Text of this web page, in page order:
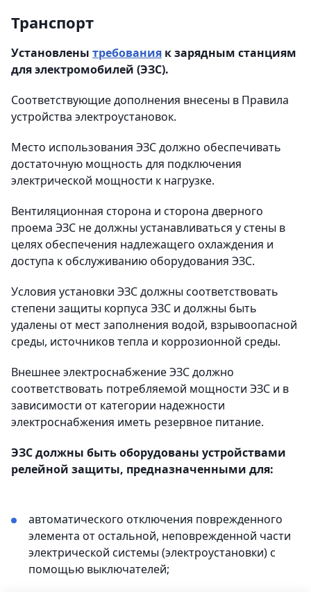
Транспорт
Установлены требования к зарядным станциям
для электромобилей (ЭЗС).
Соответствующие дополнения внесены в Правила
устройства электроустановок.
Место использования ЭЗС должно обеспечивать
достаточную мощность для подключения
электрической мощности к нагрузке.
Вентиляционная сторона и сторона дверного
проема ЭЗС не должны устанавливаться у стены в
целях обеспечения надлежащего охлаждения и
доступа к обслуживанию оборудования ЭЗС.
Условия установки ЭЗС должны соответствовать
степени защиты корпуса ЭЗС и должны быть
удалены от мест заполнения водой, взрывоопасной
среды, источников тепла и коррозионной среды.
Внешнее электроснабжение ЭЗС должно
соответствовать потребляемой мощности ЭЗС и в
зависимости от категории надежности
электроснабжения иметь резервное питание.
ЭЗС должны быть оборудованы устройствами
релейной защиты, предназначенными для:
автоматического отключения поврежденного
элемента от остальной, неповрежденной части
электрической системы (электроустановки) с
помощью выключателей;